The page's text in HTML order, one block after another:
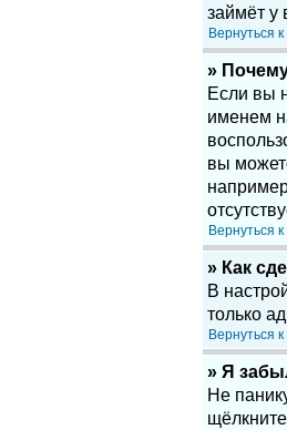
займёт у
Вернуться
»
Если вы
именем
вы
Вернуться
» Как
В
только
Вернуться
» Я
Не